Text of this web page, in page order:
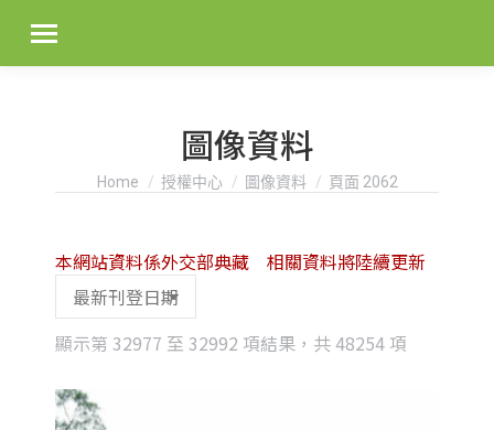
圖像資料
You are here:
Home 授權中心 圖像資料 頁面 2062
顯示第 32977 至 32992 項結果，共 48254 項
本網站資料係外交部典藏 相關資料將陸續更新